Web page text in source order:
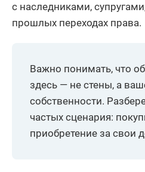
с наследниками,
прошлых переходах права.
Важно понимать, что
здесь — не стены, а
собственности.
частых сценария:
приобретение за свои